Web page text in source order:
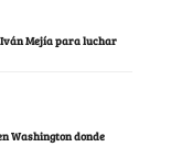
Mejía para luchar
Washington donde